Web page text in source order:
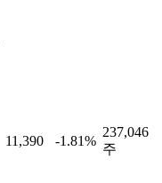
11,390 -1.81%
237,046
주